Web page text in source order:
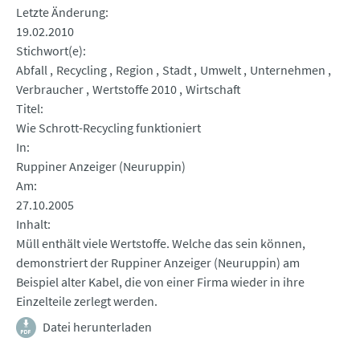
Letzte Änderung
19.02.2010
Stichwort(e)
Abfall Recycling Region Stadt Umwelt Unternehmen
Verbraucher Wertstoffe 2010 Wirtschaft
Titel
Wie Schrott-Recycling funktioniert
In
Ruppiner Anzeiger (Neuruppin)
Am
27.10.2005
Inhalt
Müll enthält viele Wertstoffe. Welche das sein können,
demonstriert der Ruppiner Anzeiger (Neuruppin) am
Beispiel alter Kabel, die von einer Firma wieder in ihre
Einzelteile zerlegt werden.
Datei herunterladen